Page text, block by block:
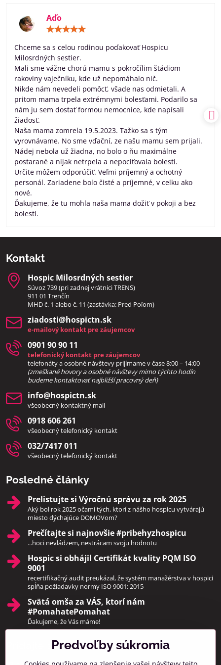
Aďo
5
Chceme sa s celou rodinou poďakovať Hospicu
Milosrdných sestier.
Mali sme vážne chorú mamu s pokročílim štádiom
rakoviny vaječníku, kde už nepomáhalo nič.
Nikde nám nevedeli pomôcť, všade nas odmietali. A
pritom mama trpela extrémnymi bolesťami. Podarilo sa
nám ju sem dostať formou nemocnice, kde napísali
žiadosť.
Naša mama zomrela 19.5.2023. Tažko sa s tým
vyrovnávame. No sme vďační, ze našu mamu sem prijali.
Nádej nebola už žiadna, no bolo o ňu maximálne
postarané a nijak netrpela a nepociťovala bolesti.
Určite môžem odporúčiť. Veľmi príjemný a ochotný
personál. Zariadene bolo čisté a príjemné, v celku ako
nové.
Ďakujeme, že tu mohla naša mama dožiť v pokoji a bez
bolesti.
Kontakt
Hospic Milosrdných sestier
Súvoz 739 (pri zadnej vrátnici TRENS)
911 01 Trenčín
MHD č. 1 alebo č. 11 (zastávka: Pred Poľom)
ziadosti​@hospictn​.sk
e-mailový kontakt pre záujemcov
0901 90 90 11
telefonický kontakt pre záujemcov
telefonáty a osobné návštevy prijímame v čase 8:00 – 14:00
(zmeškané hovory a osobné návštevy mimo týchto hodín
budeme kontaktovať najbližší pracovný deň)
info​@hospictn​.sk
všeobecný kontaktný mail
0918 606 261
všeobecný telefonický kontakt
032/7417 011
všeobecný telefonický kontakt
Posledné články
Prelistujte si Výročnú správu za rok 2025
Aký bol rok 2025 očami tých, ktorí z nášho hospicu vytvárajú
miesto dýchajúce DOMOVom?
Prečítajte si najnovšie #pribehyzhospicu
...hoci nevládzem, nestrácam svoju hodnotu
Hospic si obhájil Certifikát kvality PQM ISO
9001
recertifikačný audit preukázal, že systém manažérstva v hospici
spĺňa požiadavky normy ISO 9001: 2015
Svätá omša za VÁS, ktorí nám
#PomahatePomahat
Ďakujeme, že Vás máme!
Pridajte sa k námPredvoľby súkromia